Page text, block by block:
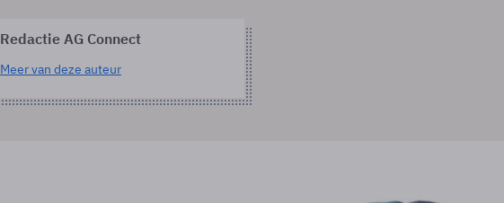
Redactie AG Connect
Meer van deze auteur